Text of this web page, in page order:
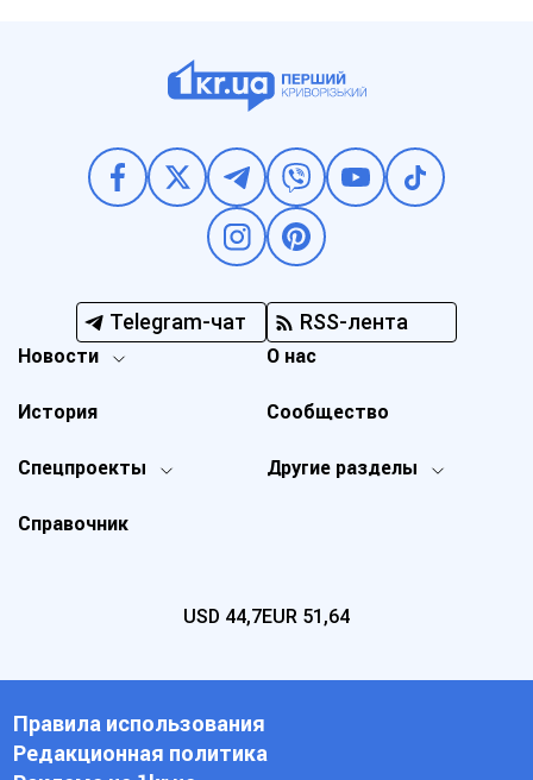
Telegram-чат RSS-лента
Новости
Спецпроекты Другие разделы
История
О нас
Справочник
Сообщество
USD 44,7EUR 51,64
Правила использования
Редакционная политика